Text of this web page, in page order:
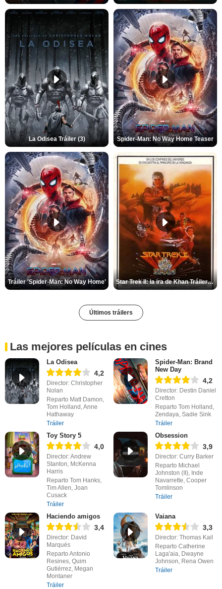
La Odisea Tráiler (3) Spider-Man: No Way Home Teaser
Tráiler 'Spider-Man: No Way Home' Star Trek II: la ira de Khan Tráiler VO
Últimos tráilers
Las mejores películas en cines
La Odisea
4,2
Director: Christopher
Nolan
Reparto Matt Damon,
Tom Holland, Anne
Hathaway
Tráiler
Spider-Man: Brand
New Day
4,2
Director: Destin Daniel
Cretton
Reparto Tom Holland,
Zendaya, Sadie Sink
Tráiler
Toy Story 5
4,0
Director: Andrew
Stanton, McKenna
Harris
Reparto Tom Hanks,
Tim Allen, Joan
Cusack
Tráiler
Obsession
3,9
Director: Curry Barker
Reparto Michael
Johnston (II), Inde
Navarrette, Cooper
Tomlinson
Tráiler
Haciendo amigos
3,4
Director: David
Marqués
Reparto Antonio
Resines, Quim
Gutiérrez, Megan
Montaner
Tráiler
Vaiana
3,3
Director: Thomas Kail
Reparto Catherine
Laga'aia, Dwayne
Johnson, Rena Owen
Tráiler